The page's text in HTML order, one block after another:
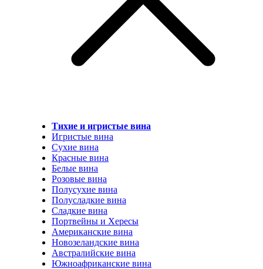
Тихие и игристые вина
Игристые вина
Сухие вина
Красные вина
Белые вина
Розовые вина
Полусухие вина
Полусладкие вина
Сладкие вина
Портвейны и Хересы
Американские вина
Новозеландские вина
Австралийские вина
Южноафриканские вина